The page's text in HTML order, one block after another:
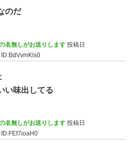
のだ
名無しがお送りします 投稿日
ID:BdVvmKls0
い味出してる
名無しがお送りします 投稿日
ID:FEf7ioaH0